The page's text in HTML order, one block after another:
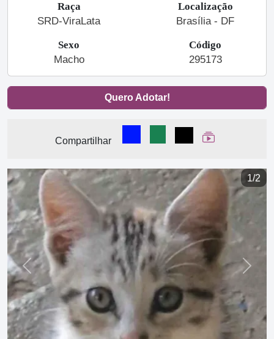
Raça
SRD-ViraLata
Localização
Brasília - DF
Sexo
Macho
Código
295173
Quero Adotar!
Compartilhar
Compartilhar no Facebook
Compartilhar no
Compartilhar
Ver Web Story
1/2
Previous Next